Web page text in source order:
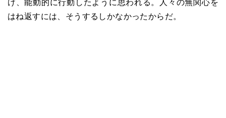
け、能動的に行動したように思われる。人々の無関心を
はね返すには、そうするしかなかったからだ。